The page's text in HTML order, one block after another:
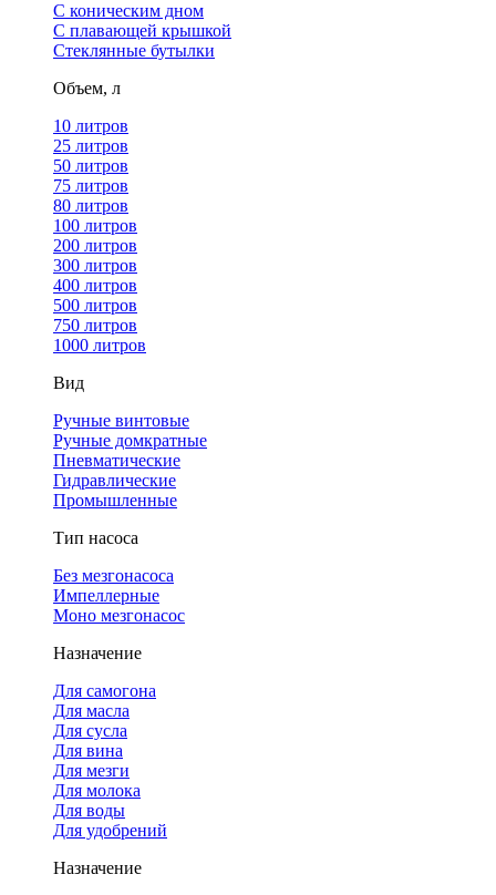
С коническим дном
С плавающей крышкой
Стеклянные бутылки
Объем, л
10 литров
25 литров
50 литров
75 литров
80 литров
100 литров
200 литров
300 литров
400 литров
500 литров
750 литров
1000 литров
Вид
Ручные винтовые
Ручные домкратные
Пневматические
Гидравлические
Промышленные
Тип насоса
Без мезгонасоса
Импеллерные
Моно мезгонасос
Назначение
Для самогона
Для масла
Для сусла
Для вина
Для мезги
Для молока
Для воды
Для удобрений
Назначение